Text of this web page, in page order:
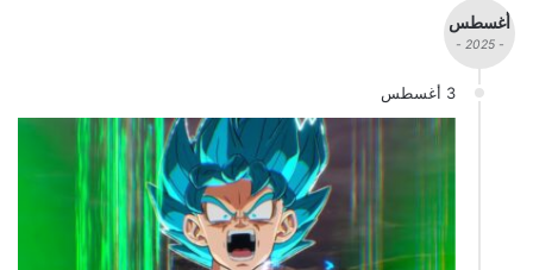
أغسطس
- 2025 -
3 أغسطس